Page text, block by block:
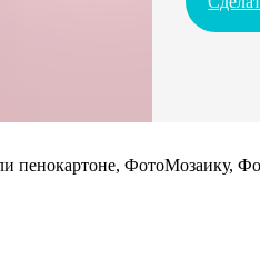
пенокартоне,